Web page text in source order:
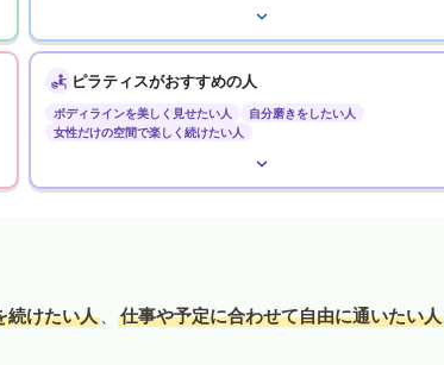
ピラティスがおすすめの人
ボディラインを美しく見せたい人
自分磨きをしたい人
女性だけの空間で楽しく続けたい人
続けたい人 、 仕事や予定に合わせて自由に通いたい人